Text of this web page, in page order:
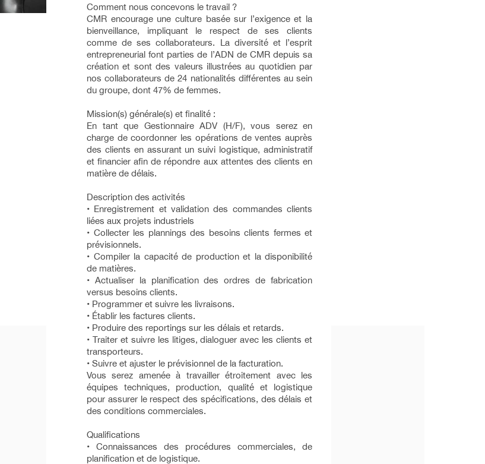
Comment nous concevons le travail ?
CMR encourage une culture basée sur l’exigence et la
bienveillance, impliquant le respect de ses clients
comme de ses collaborateurs. La diversité et l’esprit
entrepreneurial font parties de l’ADN de CMR depuis sa
création et sont des valeurs illustrées au quotidien par
nos collaborateurs de 24 nationalités différentes au sein
du groupe, dont 47% de femmes.
Mission(s) générale(s) et finalité :
En tant que Gestionnaire ADV (H/F), vous serez en
charge de coordonner les opérations de ventes auprès
des clients en assurant un suivi logistique, administratif
et financier afin de répondre aux attentes des clients en
matière de délais.
Description des activités
• Enregistrement et validation des commandes clients
liées aux projets industriels
• Collecter les plannings des besoins clients fermes et
prévisionnels.
• Compiler la capacité de production et la disponibilité
de matières.
• Actualiser la planification des ordres de fabrication
versus besoins clients.
• Programmer et suivre les livraisons.
• Établir les factures clients.
• Produire des reportings sur les délais et retards.
• Traiter et suivre les litiges, dialoguer avec les clients et
transporteurs.
• Suivre et ajuster le prévisionnel de la facturation.
Vous serez amenée à travailler étroitement avec les
équipes techniques, production, qualité et logistique
pour assurer le respect des spécifications, des délais et
des conditions commerciales.
Qualifications
• Connaissances des procédures commerciales, de
planification et de logistique.